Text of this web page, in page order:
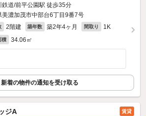
鉄道/前平公園駅 徒歩35分
美濃加茂市中部台6丁目9番7号
2階建 築年数 築2年4ヶ月 間取り 1K
積 34.06㎡
新着の物件の通知を受け取る
ジA 賃貸